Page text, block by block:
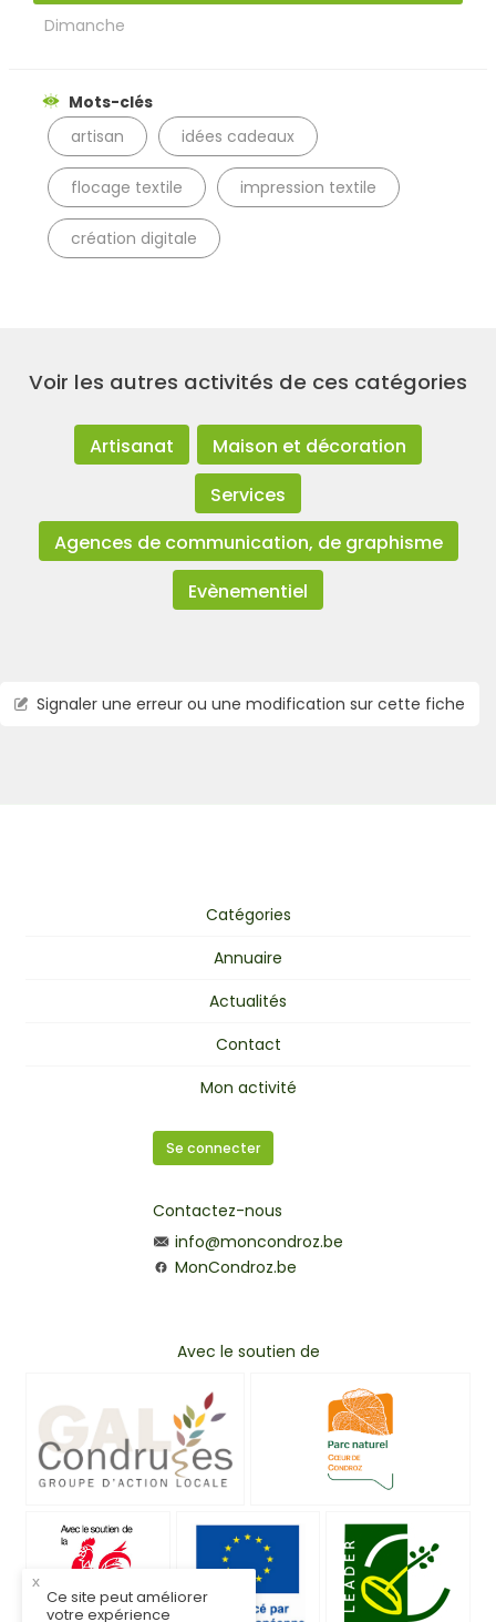
Dimanche
Mots-clés
artisan
idées cadeaux
flocage textile impression textile
création digitale
Voir les autres activités de ces catégories
Artisanat
Maison et décoration
Services
Agences de communication, de graphisme
Evènementiel
Signaler une erreur ou une modification sur cette fiche
Catégories
Annuaire
Actualités
Contact
Mon activité
Se connecter
Contactez-nous
info@moncondroz.be
MonCondroz.be
Avec le soutien de
x
Ce site peut améliorer
votre expérience